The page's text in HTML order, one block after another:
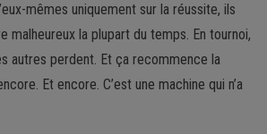
mêmes uniquement sur la réussite, ils
malheureux la plupart du temps. En tournoi,
autres perdent. Et ça recommence la
Et encore. C’est une machine qui n’a